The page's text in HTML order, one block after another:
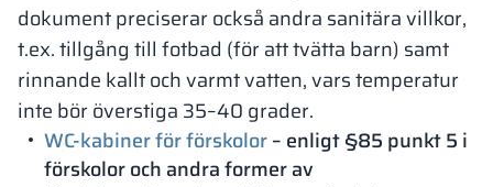
dokument preciserar också andra sanitära villkor,
t.ex. tillgång till fotbad (för att tvätta barn) samt
rinnande kallt och varmt vatten, vars temperatur
inte bör överstiga 35–40 grader.
WC-kabiner för förskolor– enligt §85 punkt 5 i
förskolor och andra former av